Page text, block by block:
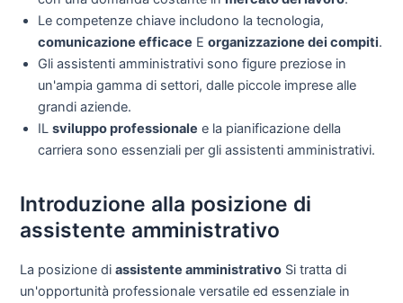
Le competenze chiave includono la tecnologia,
comunicazione efficace Eorganizzazione dei compiti.
Gli assistenti amministrativi sono figure preziose in
un'ampia gamma di settori, dalle piccole imprese alle
grandi aziende.
ILsviluppo professionale e la pianificazione della
carriera sono essenziali per gli assistenti amministrativi.
Introduzione alla posizione di
assistente amministrativo
La posizione diassistente amministrativo Si tratta di
un'opportunità professionale versatile ed essenziale in